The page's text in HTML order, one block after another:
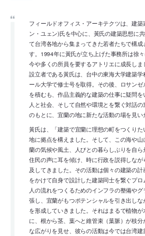
フィールドオフィス・アーキテクツは、建築
ン・ユェン)氏を中心に、黃氏の建築思想に
て台湾各地から集まってきた若者たちで構
す。1994年に黃氏が立ち上げた事務所は徐々
今や多くの所員を要するアトリエに成長しま
設立者である黃氏は、台中の東海大学建築学
ール大学で修士号を取得。その後、ロサン
を積むも、作品主義的な建築の仕事に疑問を
人と社会、そして自然や環境とを繋ぐ対話
のもとに、宜蘭の地に新たな活動の場を見い
黃氏は、「建築で宜蘭に理想の町をつくり
地に拠点を構えました。そして、この海や
蘭の気候や風土、人びとの暮らしぶりを自
住民の声に耳を傾け、時に行政を説得しな
及してきました。その活動は個々の建築の
をかけて自身で設計した建築同士を繋ぐプロ
人の流れをつくるためのインフラの整備や
張し、宜蘭がもつポテンシャルを引き出し
を形成していきました。それはまるで植物
に、根から茎、葉へと維管束（葉脈）が枝分
な広がりを見せ、彼らの活動は今では台湾